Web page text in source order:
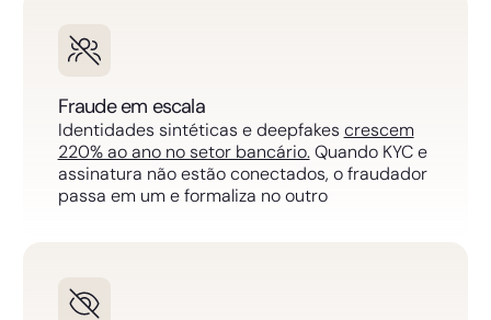
Fraude em escala
Identidades sintéticas e deepfakes crescem
220% ao ano no setor bancário.Quando KYC e
assinatura não estão conectados, o fraudador
passa em um e formaliza no outro